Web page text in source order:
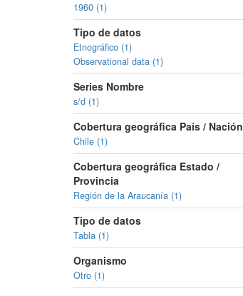
1960 (1)
Tipo de datos
Etnográfico (1)
Observational data (1)
Series Nombre
s/d (1)
Cobertura geográfica País / Nación
Chile (1)
Cobertura geográfica Estado /
Provincia
Región de la Araucanía (1)
Tipo de datos
Tabla (1)
Organismo
Otro (1)